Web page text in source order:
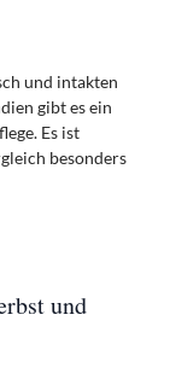
und intakten
gibt es ein
Es ist
besonders
und